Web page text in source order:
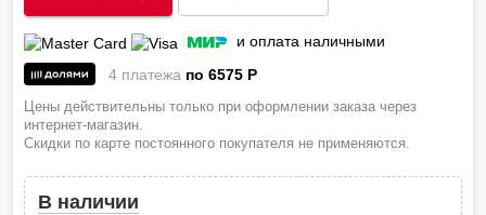
и оплата наличными
4 платежа по 6575 P
Цены действительны только при оформлении заказа через
интернет-магазин.
Скидки по карте постоянного покупателя не применяются.
В наличии